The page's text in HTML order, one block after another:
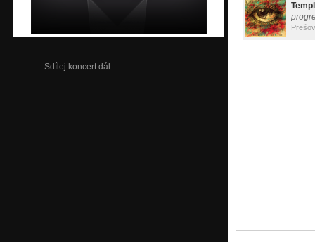
Sdílej koncert dál:
Prešov